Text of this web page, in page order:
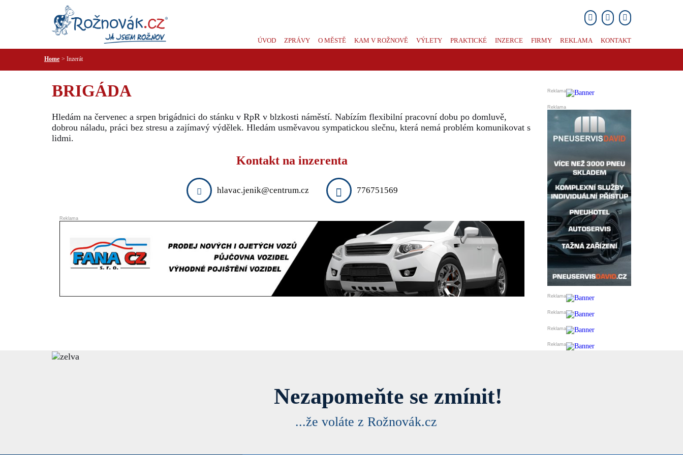
ÚVOD ZPRÁVY O MĚSTĚ KAM V ROŽNOVĚ VÝLETY PRAKTICKÉ INZERCE FIRMY REKLAMA KONTAKT
Home Inzerát
BRIGÁDA
Hledám na červenec a srpen brigádnici do stánku v RpR v blzkosti náměstí. Nabízím flexibilní pracovní dobu po domluvě,
dobrou náladu, práci bez stresu a zajímavý výdělek. Hledám usměvavou sympatickou slečnu, která nemá problém komunikovat s
lidmi.
Kontakt na inzerenta
hlavac.jenik@centrum.cz 776751569
Nezapomeňte se zmínit!
...že voláte z Rožnovák.cz